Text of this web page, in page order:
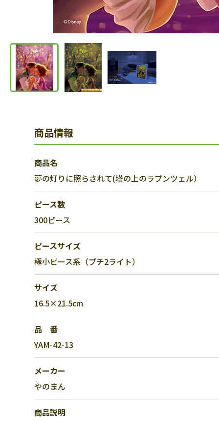
商品情報
商品名
夢の灯りに照らされて(塔の上のラプンツェル）
ピース数
300ピース
ピースサイズ
極小ピース系（プチ2ライト）
サイズ
16.5×21.5cm
品 番
YAM-42-13
メーカー
やのまん
商品説明